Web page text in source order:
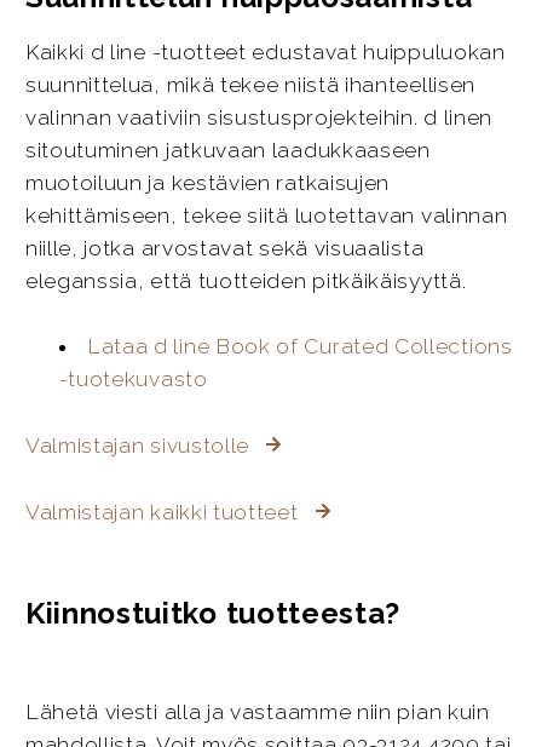
Kaikki d line -tuotteet edustavat huippuluokan
suunnittelua, mikä tekee niistä ihanteellisen
valinnan vaativiin sisustusprojekteihin. d linen
sitoutuminen jatkuvaan laadukkaaseen
muotoiluun ja kestävien ratkaisujen
kehittämiseen, tekee siitä luotettavan valinnan
niille, jotka arvostavat sekä visuaalista
eleganssia, että tuotteiden pitkäikäisyyttä.
Lataa d line Book of Curated Collections
-tuotekuvasto
Valmistajan sivustolle
Valmistajan kaikki tuotteet
Kiinnostuitko tuotteesta?
Lähetä viesti alla ja vastaamme niin pian kuin